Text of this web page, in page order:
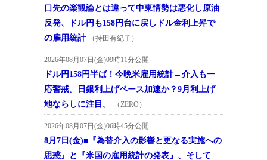
口先の楽観論とは違って中東情勢は悪化し原油
反発、ドル円も158円台に戻しドル金利上昇で
の雇用統計
（持田有紀子）
2026年08月07日(金)09時11分公開
ドル円158円半ば！今晩米雇用統計→介入も一
応警戒。日銀利上げペース加速か？9月利上げ
地ならしに注目。
（ZERO）
2026年08月07日(金)06時45分公開
8月7日(金)■『為替介入の影響と更なる実施への
思惑』と『米国の雇用統計の発表』、そして